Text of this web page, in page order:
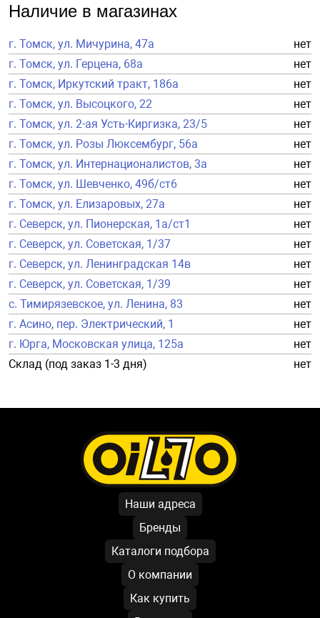
Наличие в магазинах
г. Томск, ул. Мичурина, 47а
нет
г. Томск, ул. Герцена, 68а
нет
г. Томск, Иркутский тракт, 186а
нет
г. Томск, ул. Высоцкого, 22
нет
г. Томск, ул. 2-ая Усть-Киргизка, 23/5
нет
г. Томск, ул. Розы Люксембург, 56а
нет
г. Томск, ул. Интернационалистов, 3а
нет
г. Томск, ул. Шевченко, 49б/ст6
нет
г. Томск, ул. Елизаровых, 27а
нет
г. Северск, ул. Пионерская, 1а/ст1
нет
г. Северск, ул. Советская, 1/37
нет
г. Северск, ул. Ленинградская 14в
нет
г. Северск, ул. Советская, 1/39
нет
с. Тимирязевское, ул. Ленина, 83
нет
г. Асино, пер. Электрический, 1
нет
г. Юрга, Московская улица, 125а
нет
Склад (под заказ 1-3 дня)
нет
Наши адреса
Бренды
Каталоги подбора
О компании
Как купить